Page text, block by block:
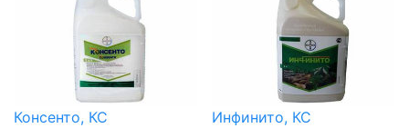
Консенто, КС Инфинито, КС